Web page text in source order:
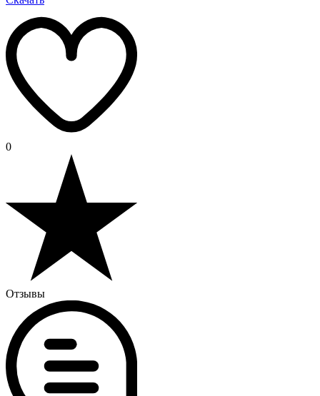
0
Отзывы